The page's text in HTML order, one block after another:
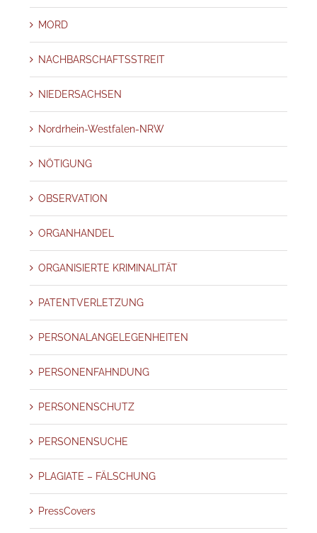
MORD
NACHBARSCHAFTSSTREIT
NIEDERSACHSEN
Nordrhein-Westfalen-NRW
NÖTIGUNG
OBSERVATION
ORGANHANDEL
ORGANISIERTE KRIMINALITÄT
PATENTVERLETZUNG
PERSONALANGELEGENHEITEN
PERSONENFAHNDUNG
PERSONENSCHUTZ
PERSONENSUCHE
PLAGIATE – FÄLSCHUNG
PressCovers